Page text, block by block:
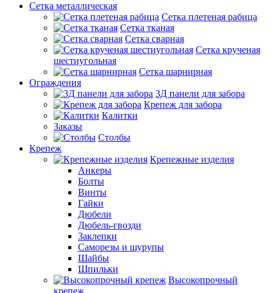
Сетка металлическая
Сетка плетеная рабица
Сетка тканая
Сетка сварная
Сетка крученая
шестиугольная
Сетка шарнирная
Ограждения
3Д панели для забора
Крепеж для забора
Калитки
Заказы
Столбы
Крепеж
Крепежные изделия
Анкеры
Болты
Винты
Гайки
Дюбели
Дюбель-гвозди
Заклепки
Саморезы и шурупы
Шайбы
Шпильки
Высокопрочный
крепеж